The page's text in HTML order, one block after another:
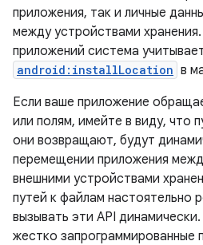
приложения, так и личные
между устройствами
приложений система
android:installLocation в
Если ваше приложение
или полям, имейте в виду, что
они возвращают, будут
перемещении приложения
внешними устройствами
путей к файлам настоятельно
вызывать эти API
жестко запрограммированные